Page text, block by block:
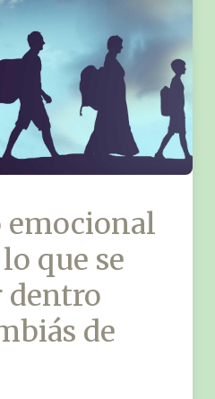
emocional
que se
dentro
de